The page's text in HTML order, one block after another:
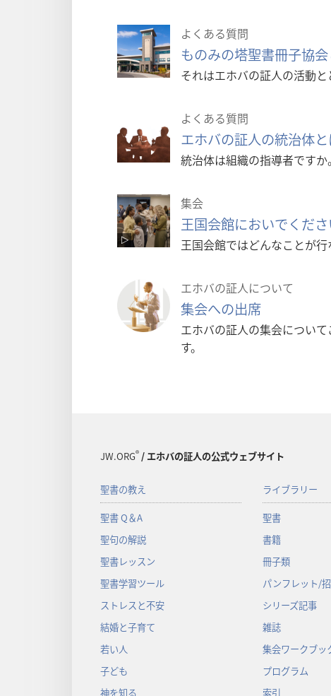
よくある質問
ものみの塔聖書冊子協
それはエホバの証人の活動と
よくある質問
エホバの証人の統治体
統治体は組織の指導者ですか。
集会
王国会館においでくだ
王国会館ではどんなことが行
エホバの証人について
集会への出席
エホバの証人の集会につい
す。
JW.ORG®/ エホバの証人の公式ウェブサイト
聖書の教え
聖書 Q＆A
聖句の解説
聖書レッスン
聖書学習ツール
ストレスと不安
結婚と子育て
若い人
子ども
神を知る
ライブラリー
聖書
書籍
冊子類
パンフレット/
シリーズ記事
雑誌
集会ワークブッ
プログラム
索引